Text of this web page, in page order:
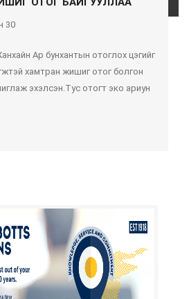
30
Ар бунхантын отоглох цэгийг
хамтран жишиг отог болгон
эхэлсэн.Тус отогт эко ариун